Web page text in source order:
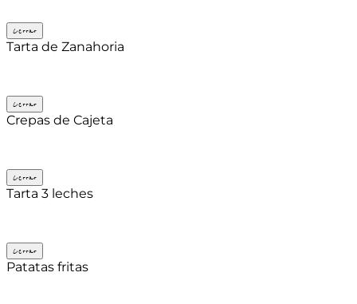
Cerrar
Tarta de Zanahoria
Cerrar
Crepas de Cajeta
Cerrar
Tarta 3 leches
Cerrar
Patatas fritas